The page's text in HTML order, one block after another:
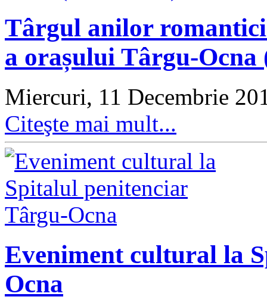
Târgul anilor
a orașului Târgu-Ocna
Miercuri, 11 Decembrie
Citeşte mai mult...
Eveniment cultural la
Ocna